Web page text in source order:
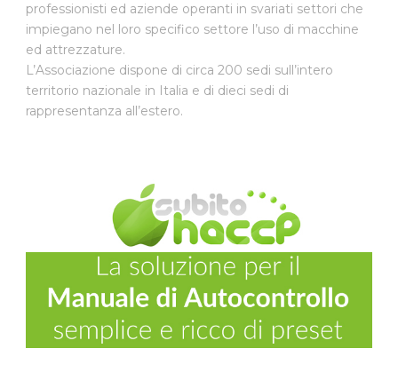
professionisti ed aziende operanti in svariati settori che
impiegano nel loro specifico settore l’uso di macchine
ed attrezzature.
L’Associazione dispone di circa 200 sedi sull’intero
territorio nazionale in Italia e di dieci sedi di
rappresentanza all’estero.